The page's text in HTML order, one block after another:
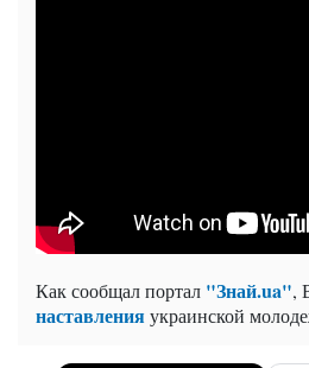
Как сообщал портал "Знай.ua",
наставленияукраинской